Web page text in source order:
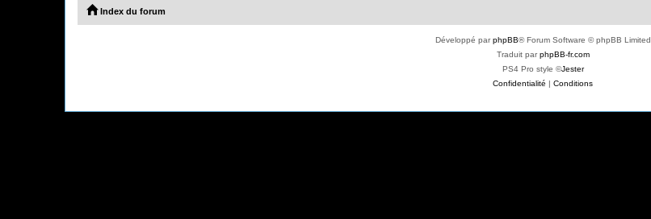
Index du forum
Développé parphpBB® Forum Software © phpBB Limited
Traduit parphpBB-fr.com
PS4 Pro style ©Jester
Confidentialité | Conditions